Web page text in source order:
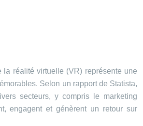
la réalité virtuelle (VR) représente une
Selon un rapport de Statista,
secteurs, y compris le marketing
engagent et génèrent un retour sur